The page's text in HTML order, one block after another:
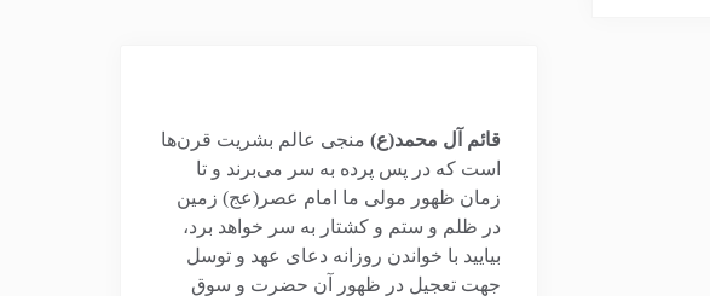
قائم آل محمد(ع) منجی عالم بشریت قرن‌ها
است که در پس پرده به سر می‌برند و تا
زمان ظهور مولی ما امام عصر(عج) زمین
در ظلم و ستم و کشتار به سر خواهد برد،
بیایید با خواندن روزانه دعای عهد و توسل
جهت تعجیل در ظهور آن حضرت و سوق